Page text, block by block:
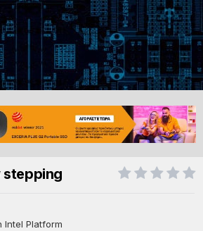
stepping
Intel Platform